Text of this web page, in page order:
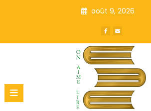
août 9, 2026